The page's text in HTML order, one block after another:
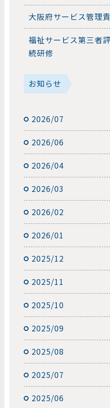
大阪府サービス管理
福祉サービス第三者
続研修
お知らせ
2026/07
2026/06
2026/04
2026/03
2026/02
2026/01
2025/12
2025/11
2025/10
2025/09
2025/08
2025/07
2025/06